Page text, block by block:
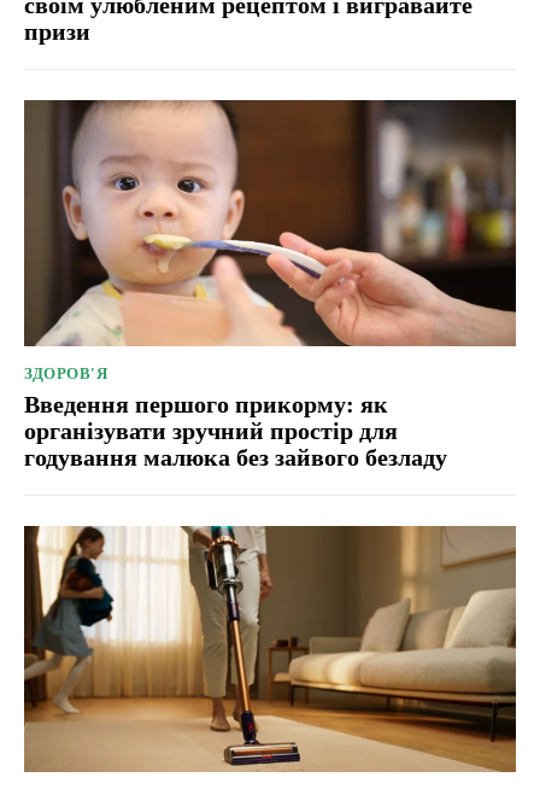
призи
ЗДОРОВ'Я
Введення першого прикорму: як
організувати зручний простір для
годування малюка без зайвого безладу